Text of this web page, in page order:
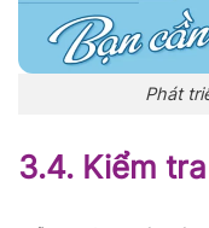
Phát
3.4. Kiểm